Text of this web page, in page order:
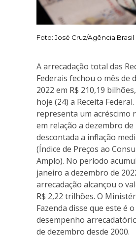
Foto: José Cruz/Agência Brasil
A arrecadação total das
Federais fechou o mês de
2022 em R$ 210,19
hoje (24) a Receita
representa um acréscimo
em relação a dezembro de
descontada a inflação
(Índice de Preços ao
Amplo). No período
janeiro a dezembro de
arrecadação alcançou o
R$ 2,22 trilhões. O
Fazenda disse que este é
desempenho
de dezembro desde 2000.